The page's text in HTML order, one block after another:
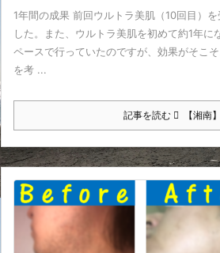
1年間の成果 前回ウルトラ美肌（10回目）
した。また、ウルトラ美肌を初めて約1年に
ペースで行っていたのですが、効果がそこ
を考 ...
記事を読む 【湘南